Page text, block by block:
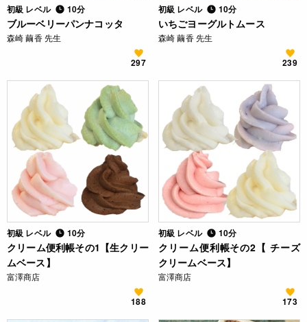
初級 レベル 10分
ブルーベリーパンナコッタ
森崎 繭香 先生
297
初級 レベル 10分
いちごヨーグルトムース
森崎 繭香 先生
239
初級 レベル 10分
クリーム便利帳その1【生クリー
ムベース】
富澤商店
188
初級 レベル 10分
クリーム便利帳その2【 チーズ
クリームベース】
富澤商店
173